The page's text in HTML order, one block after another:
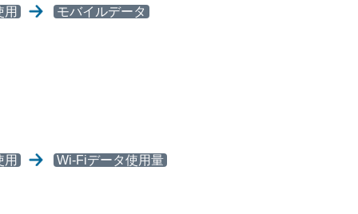
用 モバイルデータ
用 Wi-Fiデータ使用量